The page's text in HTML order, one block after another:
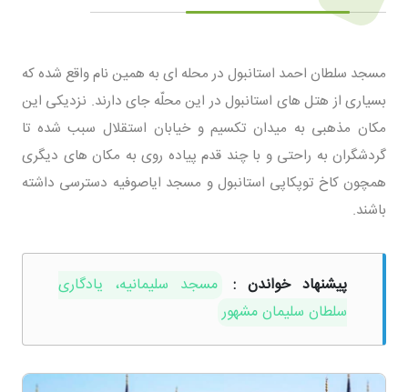
مسجد سلطان احمد استانبول در محله ای به همین نام واقع شده که
بسیاری از هتل های استانبول در این محلّه جای دارند. نزدیکی این
مکان مذهبی به میدان تکسیم و خیابان استقلال سبب شده تا
گردشگران به راحتی و با چند قدم پیاده روی به مکان های دیگری
همچون کاخ توپکاپی استانبول و مسجد ایاصوفیه دسترسی داشته
باشند.
پیشنهاد خواندن :
مسجد سلیمانیه، یادگاری
سلطان سلیمان مشهور